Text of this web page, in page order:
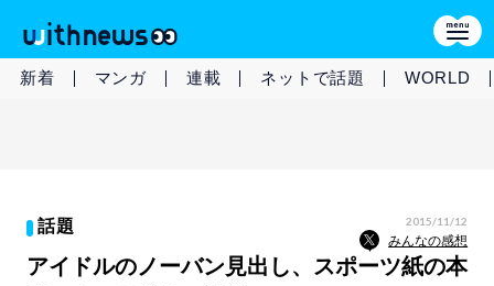
新着 マンガ 連載 ネットで話題 WORLD
話題 2015/11/12
みんなの感想
アイドルのノーバン見出し、スポーツ紙の本